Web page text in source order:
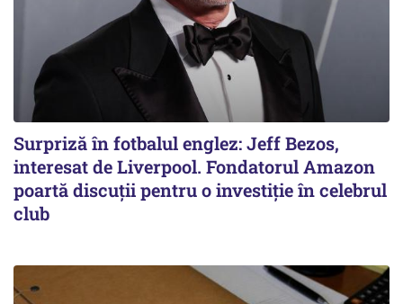
Surpriză în fotbalul englez: Jeff Bezos,
interesat de Liverpool. Fondatorul Amazon
poartă discuții pentru o investiție în celebrul
club